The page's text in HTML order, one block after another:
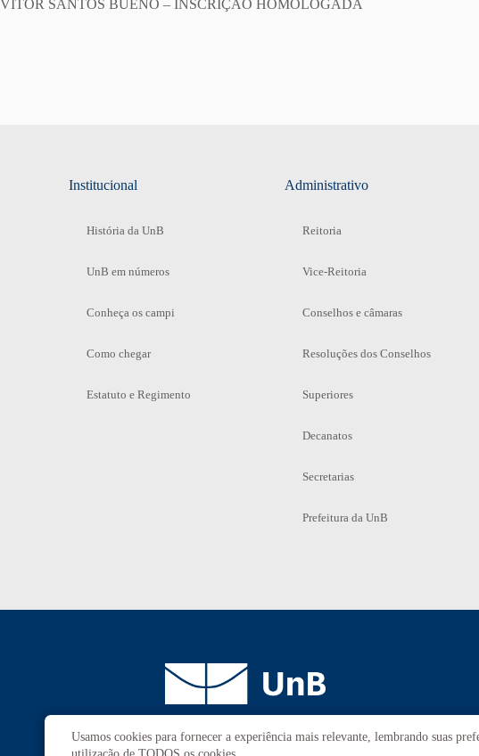
VITOR SANTOS BUENO – INSCRIÇÃO HOMOLOGADA
Institucional
História da UnB
UnB em números
Conheça os campi
Como chegar
Estatuto e Regimento
Administrativo
Reitoria
Vice-Reitoria
Conselhos e câmaras
Resoluções dos Conselhos
Superiores
Decanatos
Secretarias
Prefeitura da UnB
Campus
Universitário Darcy Ribeiro
Usamos cookies para fornecer a experiência mais relevante, lembrando suas